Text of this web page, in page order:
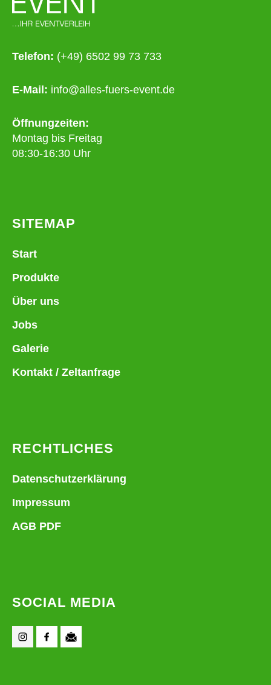
Telefon: (+49) 6502 99 73 733
E-Mail: info@alles-fuers-event.de
Öffnungzeiten:
Montag bis Freitag
08:30-16:30 Uhr
SITEMAP
Start
Produkte
Über uns
Jobs
Galerie
Kontakt / Zeltanfrage
RECHTLICHES
Datenschutzerklärung
Impressum
AGB PDF
SOCIAL MEDIA